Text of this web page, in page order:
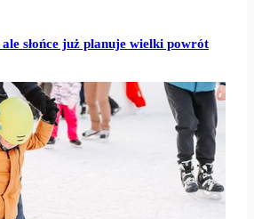
słońce już planuje wielki powrót